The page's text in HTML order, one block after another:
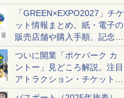
め
「GREEN×EXPO2027」チケ
ット情報まとめ。紙・電子の
販売店舗や購入手順、記念チ
ケットも解説
ついに開業「ポケパーク カ
ントー」見どころ解説。注目
アトラクション・チケット手
配・来場前に必要な準備は？